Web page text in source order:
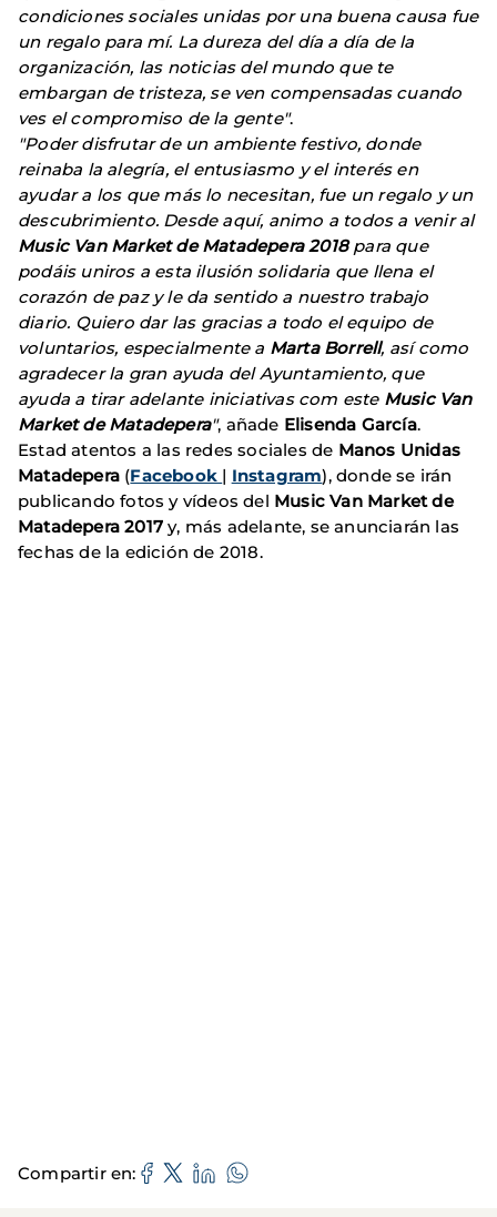
condiciones sociales unidas por una buena causa fue
un regalo para mí. La dureza del día a día de la
organización, las noticias del mundo que te
embargan de tristeza, se ven compensadas cuando
ves el compromiso de la gente".
"Poder disfrutar de un ambiente festivo, donde
reinaba la alegría, el entusiasmo y el interés en
ayudar a los que más lo necesitan, fue un regalo y un
descubrimiento. Desde aquí, animo a todos a venir al
Music Van Market de Matadepera 2018para que
podáis uniros a esta ilusión solidaria que llena el
corazón de paz y le da sentido a nuestro trabajo
diario. Quiero dar las gracias a todo el equipo de
voluntarios, especialmente a Marta Borrell, así como
agradecer la gran ayuda del Ayuntamiento, que
ayuda a tirar adelante iniciativas com este Music Van
Market de Matadepera", añade Elisenda García.
Estad atentos a las redes sociales de Manos Unidas
Matadepera (Facebook | Instagram), donde se irán
publicando fotos y vídeos del Music Van Market de
Matadepera 2017 y, más adelante, se anunciarán las
fechas de la edición de 2018.
Compartir en